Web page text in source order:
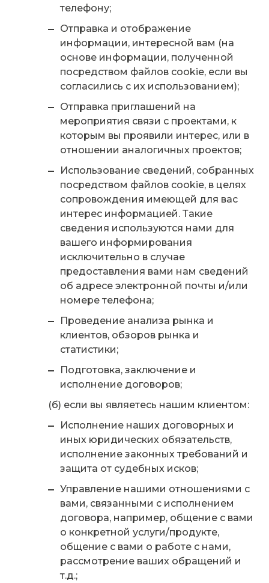
телефону;
Отправка и отображение
информации, интересной вам (на
основе информации, полученной
посредством файлов cookie, если вы
согласились с их использованием);
Отправка приглашений на
мероприятия связи с проектами, к
которым вы проявили интерес, или в
отношении аналогичных проектов;
Использование сведений, собранных
посредством файлов cookie, в целях
сопровождения имеющей для вас
интерес информацией. Такие
сведения используются нами для
вашего информирования
исключительно в случае
предоставления вами нам сведений
об адресе электронной почты и/или
номере телефона;
Проведение анализа рынка и
клиентов, обзоров рынка и
статистики;
Подготовка, заключение и
исполнение договоров;
(б) если вы являетесь нашим клиентом:
Исполнение наших договорных и
иных юридических обязательств,
исполнение законных требований и
защита от судебных исков;
Управление нашими отношениями с
вами, связанными с исполнением
договора, например, общение с вами
о конкретной услуги/продукте,
общение с вами о работе с нами,
рассмотрение ваших обращений и
т.д.;